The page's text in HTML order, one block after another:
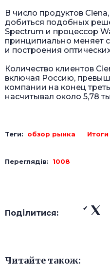
В число продуктов
добиться подобных
Spectrum и процессор
принципиально меняет
и построения
Количество клиентов
включая Россию,
компании на конец
насчитывал около 5,78
Теги: обзор рынка
Переглядів: 1008
Поділитися:
Читайте також: